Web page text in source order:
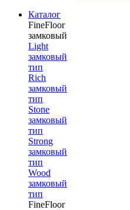
Каталог
FineFloor
замковый
Light
замковый
тип
Rich
замковый
тип
Stone
замковый
тип
Strong
замковый
тип
Wood
замковый
тип
FineFloor